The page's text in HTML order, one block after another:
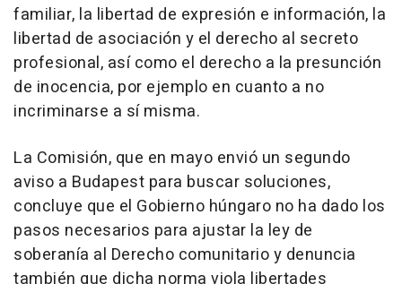
familiar, la libertad de expresión e información, la
libertad de asociación y el derecho al secreto
profesional, así como el derecho a la presunción
de inocencia, por ejemplo en cuanto a no
incriminarse a sí misma.
La Comisión, que en mayo envió un segundo
aviso a Budapest para buscar soluciones,
concluye que el Gobierno húngaro no ha dado los
pasos necesarios para ajustar la ley de
soberanía al Derecho comunitario y denuncia